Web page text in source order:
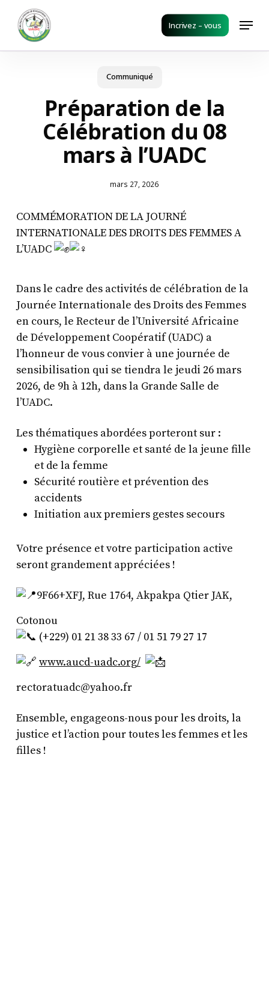
Incrivez – vous Menu
Communiqué
Préparation de la
Célébration du 08
mars à l’UADC
mars 27, 2026
COMMÉMORATION DE LA JOURNÉ
INTERNATIONALE DES DROITS DES FEMMES A
L’UADC
Dans le cadre des activités de célébration de la
Journée Internationale des Droits des Femmes
en cours, le Recteur de l’Université Africaine
de Développement Coopératif (UADC) a
l’honneur de vous convier à une journée de
sensibilisation qui se tiendra le jeudi 26 mars
2026, de 9h à 12h, dans la Grande Salle de
l’UADC.
Les thématiques abordées porteront sur :
Hygiène corporelle et santé de la jeune fille
et de la femme
Sécurité routière et prévention des
accidents
Initiation aux premiers gestes secours
Votre présence et votre participation active
seront grandement appréciées !
9F66+XFJ, Rue 1764, Akpakpa Qtier JAK,
Cotonou
(+229) 01 21 38 33 67 / 01 51 79 27 17
www.aucd-uadc.org/
rectoratuadc@yahoo.fr
Ensemble, engageons-nous pour les droits, la
justice et l’action pour toutes les femmes et les
filles !